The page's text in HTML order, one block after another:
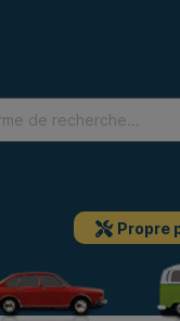
Propre